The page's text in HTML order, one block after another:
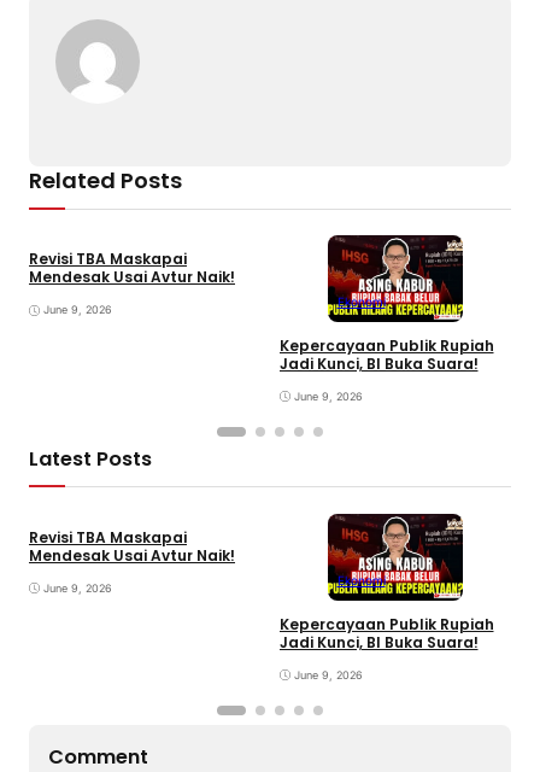
Related Posts
Revisi TBA Maskapai
Mendesak Usai Avtur Naik!
June 9, 2026
Ekonomi
Kepercayaan Publik Rupiah
Jadi Kunci, BI Buka Suara!
June 9, 2026
Latest Posts
Revisi TBA Maskapai
Mendesak Usai Avtur Naik!
June 9, 2026
Ekonomi
Kepercayaan Publik Rupiah
Jadi Kunci, BI Buka Suara!
June 9, 2026
Comment